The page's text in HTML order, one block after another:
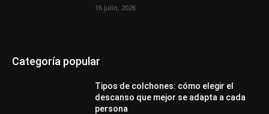
16 julio, 2026
Categoría popular
Tipos de colchones: cómo elegir el
descanso que mejor se adapta a cada
persona